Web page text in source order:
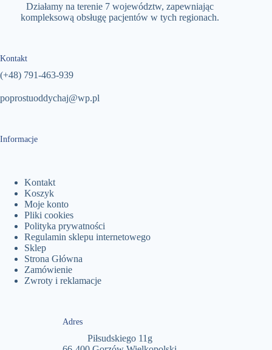
Działamy na terenie 7 województw, zapewniając
kompleksową obsługę pacjentów w tych regionach.
Kontakt
(+48) 791-463-939
poprostuoddychaj@wp.pl
Informacje
Kontakt
Koszyk
Moje konto
Pliki cookies
Polityka prywatności
Regulamin sklepu internetowego
Sklep
Strona Główna
Zamówienie
Zwroty i reklamacje
Adres
Piłsudskiego 11g